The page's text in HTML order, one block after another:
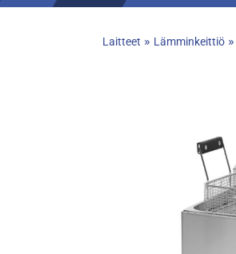
Laitteet » Lämminkeittiö»